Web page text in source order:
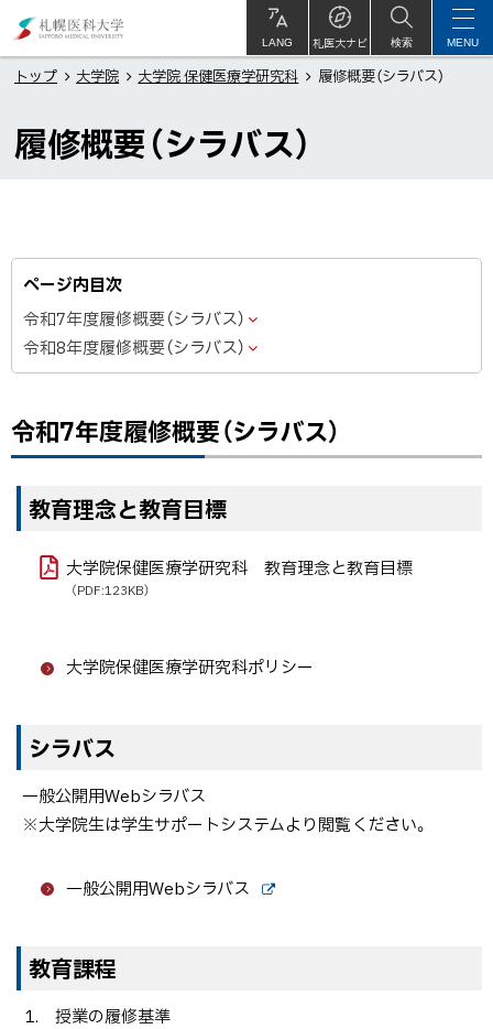
文
へ
医
大
LANG 札医大ナビ
サ
イ
内
検索 MENU
トップ 大学院 大学院 保健医療学研究科 履修概要（シラバス）
履修概要（シラバス）
ページ内目次
令和7年度履修概要（シラバス）
令和8年度履修概要（シラバス）
令和7年度履修概要（シラバス）
教育理念と教育目標
大学院保健医療学研究科 教育理念と教育目標
（PDF:123KB）
大学院保健医療学研究科ポリシー
シラバス
一般公開用Webシラバス
※大学院生は学生サポートシステムより閲覧ください。
一般公開用Webシラバス
教育課程
1. 授業の履修基準